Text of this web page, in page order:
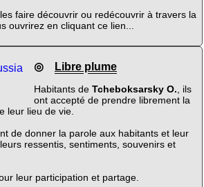
faire découvrir ou redécouvrir à travers la
ouvrirez en cliquant ce lien...
◎ Libre plume
Habitants de Tcheboksarsky O. , ils
ont accepté de prendre librement la
leur lieu de vie.
de donner la parole aux habitants et leur
ressentis, sentiments, souvenirs et
leur participation et partage.